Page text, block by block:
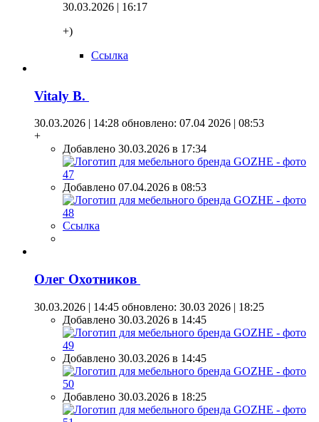
30.03.2026 | 16:17
+)
Ссылка
Vitaly B.
30.03.2026 | 14:28 обновлено: 07.04 2026 | 08:53
+
Добавлено 30.03.2026 в 17:34
Добавлено 07.04.2026 в 08:53
Ссылка
Олег Охотников
30.03.2026 | 14:45 обновлено: 30.03 2026 | 18:25
Добавлено 30.03.2026 в 14:45
Добавлено 30.03.2026 в 14:45
Добавлено 30.03.2026 в 18:25